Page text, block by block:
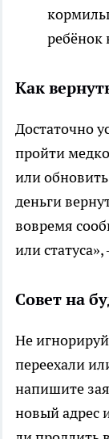
ребёнок
Как
Достаточно
пройти
или
деньги
вовремя
или
Совет на
Не
переехали
напишите
новый адрес